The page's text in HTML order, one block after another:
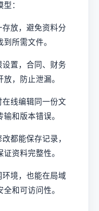
：
放，避免资料分
所需文件。
设置，合同、财务
，防止泄漏。
线编辑同一份文
和版本错误。
都能保存记录，
资料完整性。
境，也能在局域
和可访问性。